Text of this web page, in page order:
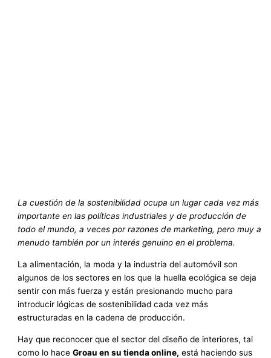
La cuestión de la sostenibilidad ocupa un lugar cada vez más
importante en las políticas industriales y de producción de
todo el mundo, a veces por razones de marketing, pero muy a
menudo también por un interés genuino en el problema.
La alimentación, la moda y la industria del automóvil son
algunos de los sectores en los que la huella ecológica se deja
sentir con más fuerza y están presionando mucho para
introducir lógicas de sostenibilidad cada vez más
estructuradas en la cadena de producción.
Hay que reconocer que el sector del diseño de interiores, tal
como lo haceGroau en su tienda online, está haciendo sus